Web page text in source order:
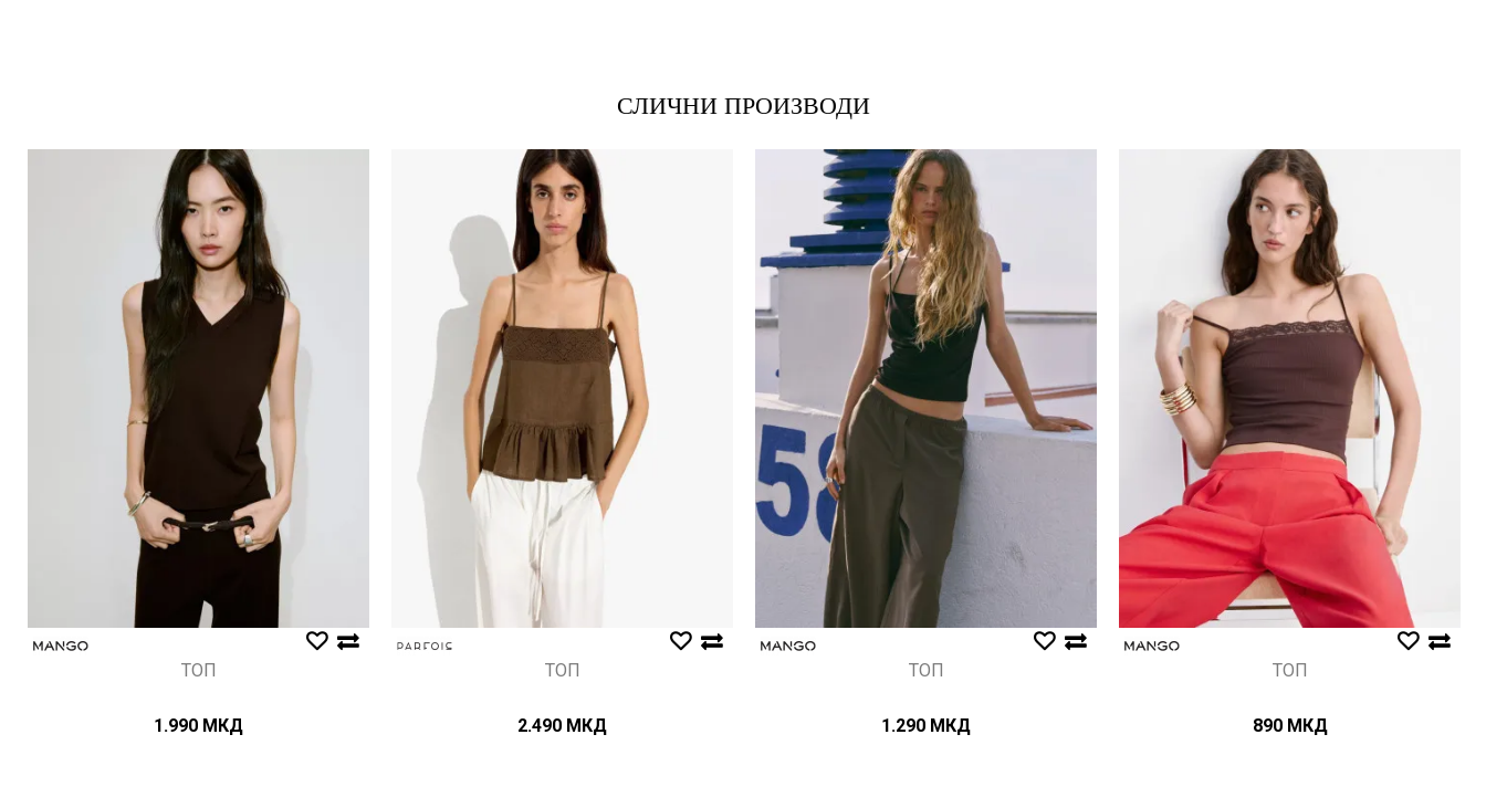
Анти спам заштита - пресметајте колку е 4 + 1 :
ИСПРАТИ
СЛИЧНИ ПРОИЗВОДИ
ТОП
1.990 МКД
ТОП
2.490 МКД
ТОП
1.290 МКД
ТОП
890 МКД